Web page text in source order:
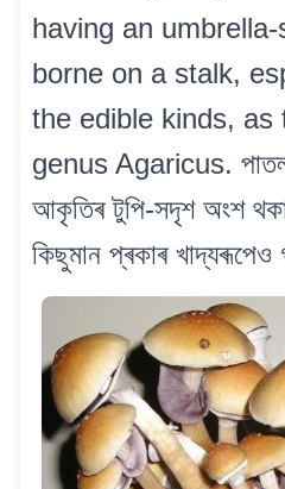
having an
borne on a stalk,
the edible kinds, as
genus Agaricus. পাতল
আকৃতিৰ টুপি-সদৃশ অংশ
কিছুমান প্ৰকাৰ